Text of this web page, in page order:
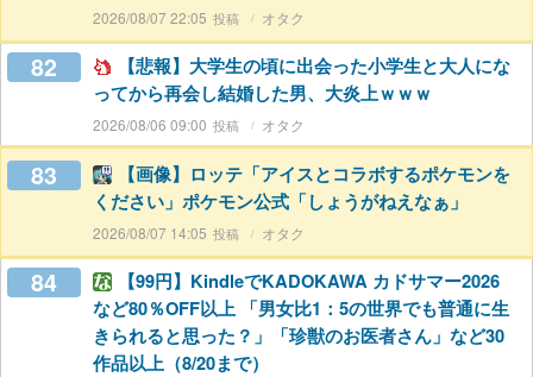
2026/08/07 22:05 オタク
82
【悲報】大学生の頃に出会った小学生と大人にな
ってから再会し結婚した男、大炎上ｗｗｗ
2026/08/06 09:00 オタク
83
【画像】ロッテ「アイスとコラボするポケモンを
ください」ポケモン公式「しょうがねえなぁ」
2026/08/07 14:05 オタク
84
【99円】KindleでKADOKAWA カドサマー2026
など80％OFF以上 「男女比1：5の世界でも普通に生
きられると思った？」「珍獣のお医者さん」など30
作品以上（8/20まで）